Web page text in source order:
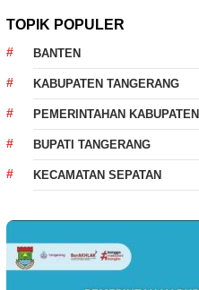
TOPIK POPULER
BANTEN
KABUPATEN TANGERANG
PEMERINTAHAN
BUPATI TANGERANG
KECAMATAN SEPATAN